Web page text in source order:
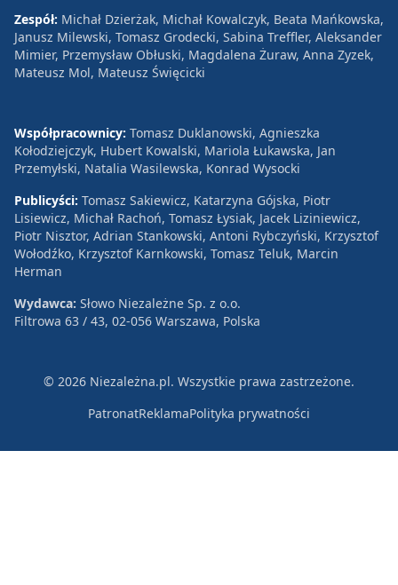
Zespół: Michał Dzierżak, Michał Kowalczyk, Beata Mańkowska,
Janusz Milewski, Tomasz Grodecki, Sabina Treffler, Aleksander
Mimier, Przemysław Obłuski, Magdalena Żuraw, Anna Zyzek,
Mateusz Mol, Mateusz Święcicki
Współpracownicy: Tomasz Duklanowski, Agnieszka
Kołodziejczyk, Hubert Kowalski, Mariola Łukawska, Jan
Przemyłski, Natalia Wasilewska, Konrad Wysocki
Publicyści: Tomasz Sakiewicz, Katarzyna Gójska, Piotr
Lisiewicz, Michał Rachoń, Tomasz Łysiak, Jacek Liziniewicz,
Piotr Nisztor, Adrian Stankowski, Antoni Rybczyński, Krzysztof
Wołodźko, Krzysztof Karnkowski, Tomasz Teluk, Marcin
Herman
Wydawca: Słowo Niezależne Sp. z o.o.
Filtrowa 63 / 43, 02-056 Warszawa, Polska
© 2026 Niezależna.pl. Wszystkie prawa zastrzeżone.
PatronatReklamaPolityka prywatności